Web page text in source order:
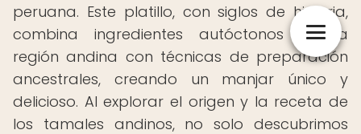
peruana. Este platillo, con siglos de historia,
combina ingredientes autóctonos de la
región andina con técnicas de preparación
ancestrales, creando un manjar único y
delicioso. Al explorar el origen y la receta de
los tamales andinos, no solo descubrimos